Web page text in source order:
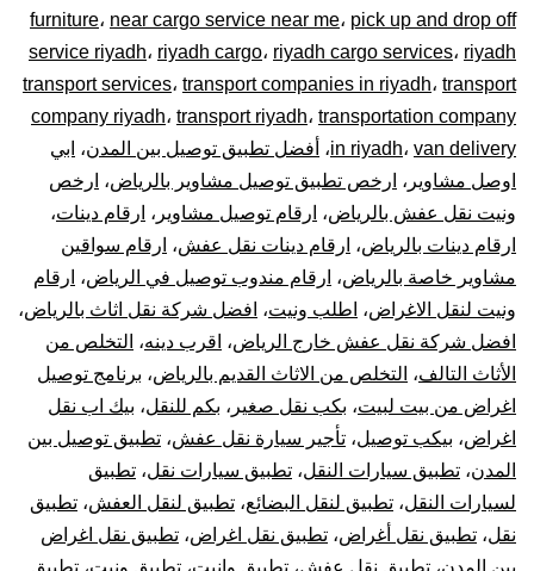
توصيل
نقل
البضائع
الأغراض
داخل
و
خارج
الرياض
furniture، near cargo service near me، pick up and drop off
service riyadh، riyadh cargo، riyadh cargo services، riyadh
transport services، transport companies in riyadh، transport
company riyadh، transport riyadh، transportation company
in riyadh، van delivery ، أفضل تطبيق توصيل بين المدن، ابي
اوصل مشاوير ، ارخص تطبيق توصيل مشاوير بالرياض، ارخص
ونيت نقل عفش بالرياض، ارقام توصيل مشاوير ، ارقام دينات،
ارقام دينات بالرياض، ارقام دينات نقل عفش، ارقام سواقين
مشاوير خاصة بالرياض، ارقام مندوب توصيل في الرياض، ارقام
ونيت لنقل الاغراض، اطلب ونيت، افضل شركة نقل اثاث بالرياض،
افضل شركة نقل عفش خارج الرياض، اقرب دينه، التخلص من
الأثاث التالف، التخلص من الاثاث القديم بالرياض، برنامج توصيل
اغراض من بيت لبيت، بكب نقل صغير ، بكم للنقل، بيك اب نقل
اغراض، بيكب توصيل، تأجير سيارة نقل عفش، تطبيق توصيل بين
المدن، تطبيق سيارات النقل، تطبيق سيارات نقل، تطبيق
لسيارات النقل، تطبيق لنقل البضائع، تطبيق لنقل العفش، تطبيق
نقل، تطبيق نقل أغراض، تطبيق نقل اغراض، تطبيق نقل اغراض